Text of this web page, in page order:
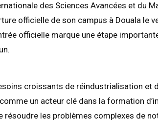
des Sciences Avancées et du
officielle de son campus à Douala le
officielle marque une étape
croissants de réindustrialisation et
un acteur clé dans la formation
résoudre les problèmes complexes de